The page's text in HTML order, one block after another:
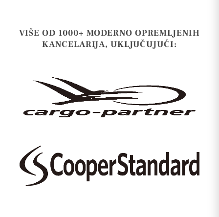
VIŠE OD 1000+ MODERNO OPREMLJENIH
KANCELARIJA, UKLJUČUJUĆI: